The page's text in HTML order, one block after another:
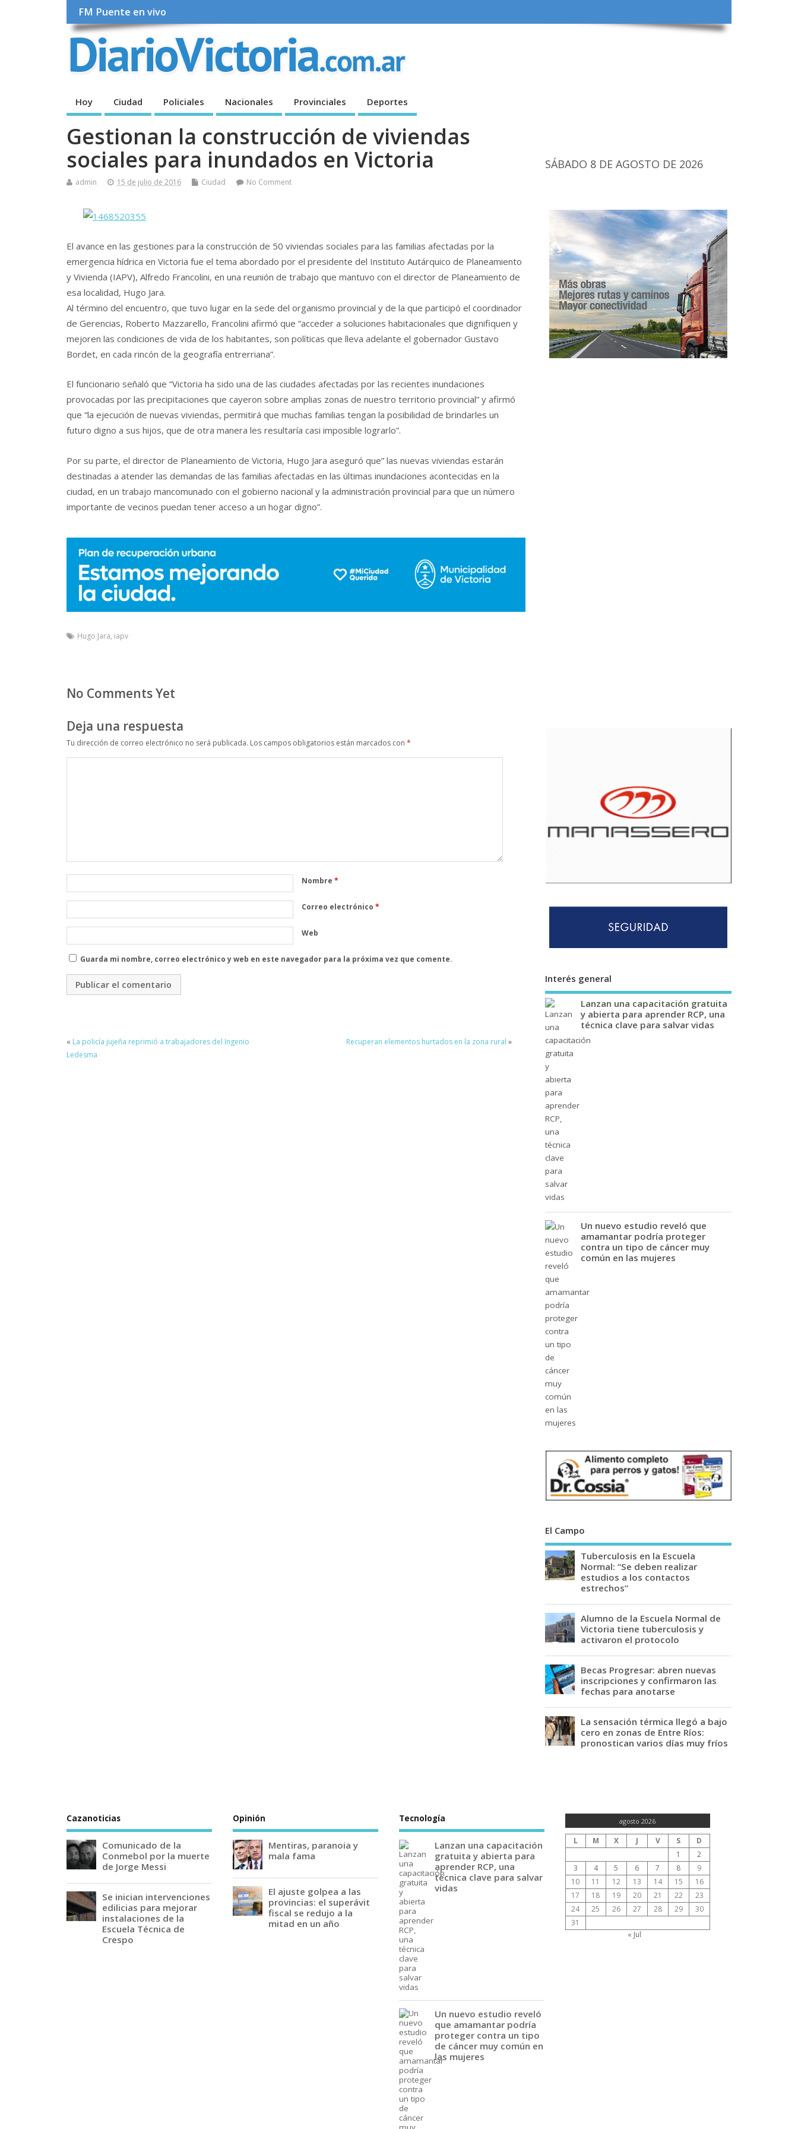
FM Puente en vivo
Hoy Ciudad Policiales Nacionales Provinciales Deportes
Gestionan la construcción de viviendas
sociales para inundados en Victoria
admin 15 de julio de 2016 Ciudad No Comment
El avance en las gestiones para la construcción de 50 viviendas sociales para las familias afectadas por la
emergencia hídrica en Victoria fue el tema abordado por el presidente del Instituto Autárquico de Planeamiento
y Vivienda (IAPV), Alfredo Francolini, en una reunión de trabajo que mantuvo con el director de Planeamiento de
esa localidad, Hugo Jara.
Al término del encuentro, que tuvo lugar en la sede del organismo provincial y de la que participó el coordinador
de Gerencias, Roberto Mazzarello, Francolini afirmó que “acceder a soluciones habitacionales que dignifiquen y
mejoren las condiciones de vida de los habitantes, son políticas que lleva adelante el gobernador Gustavo
Bordet, en cada rincón de la geografía entrerriana”.
El funcionario señaló que “Victoria ha sido una de las ciudades afectadas por las recientes inundaciones
provocadas por las precipitaciones que cayeron sobre amplias zonas de nuestro territorio provincial” y afirmó
que “la ejecución de nuevas viviendas, permitirá que muchas familias tengan la posibilidad de brindarles un
futuro digno a sus hijos, que de otra manera les resultaría casi imposible lograrlo”.
Por su parte, el director de Planeamiento de Victoria, Hugo Jara aseguró que” las nuevas viviendas estarán
destinadas a atender las demandas de las familias afectadas en las últimas inundaciones acontecidas en la
ciudad, en un trabajo mancomunado con el gobierno nacional y la administración provincial para que un número
importante de vecinos puedan tener acceso a un hogar digno”.
Hugo Jara, iapv
No Comments Yet
Deja una respuesta
Tu dirección de correo electrónico no será publicada. Los campos obligatorios están marcados con *
Nombre *
Correo electrónico *
Web
Guarda mi nombre, correo electrónico y web en este navegador para la próxima vez que comente.
« La policía jujeña reprimió a trabajadores del Ingenio
Ledesma
Recuperan elementos hurtados en la zona rural »
SÁBADO 8 DE AGOSTO DE 2026
Interés general
Lanzan una capacitación gratuita
y abierta para aprender RCP, una
técnica clave para salvar vidas
Un nuevo estudio reveló que
amamantar podría proteger
contra un tipo de cáncer muy
común en las mujeres
El Campo
Tuberculosis en la Escuela
Normal: “Se deben realizar
estudios a los contactos
estrechos”
Alumno de la Escuela Normal de
Victoria tiene tuberculosis y
activaron el protocolo
Becas Progresar: abren nuevas
inscripciones y confirmaron las
fechas para anotarse
La sensación térmica llegó a bajo
cero en zonas de Entre Ríos:
pronostican varios días muy fríos
Cazanoticias
Comunicado de la
Conmebol por la muerte
de Jorge Messi
Se inician intervenciones
edilicias para mejorar
instalaciones de la
Escuela Técnica de
Crespo
Opinión
Mentiras, paranoia y
mala fama
El ajuste golpea a las
provincias: el superávit
fiscal se redujo a la
mitad en un año
Tecnología
Lanzan una capacitación
gratuita y abierta para
aprender RCP, una
técnica clave para salvar
vidas
Un nuevo estudio reveló
que amamantar podría
proteger contra un tipo
de cáncer muy común en
las mujeres
agosto 2026
L M X J V S
D
1
2
3
4 5 6 7 8
9
10
11 12 13 14 15
16
17
18 19 20 21 22
23
24
25 26 27 28 29
30
31
« Jul